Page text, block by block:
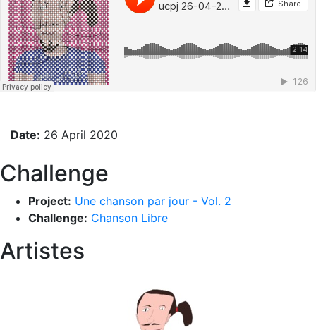
Date: 26 April 2020
Challenge
Project: Une chanson par jour - Vol. 2
Challenge: Chanson Libre
Artistes